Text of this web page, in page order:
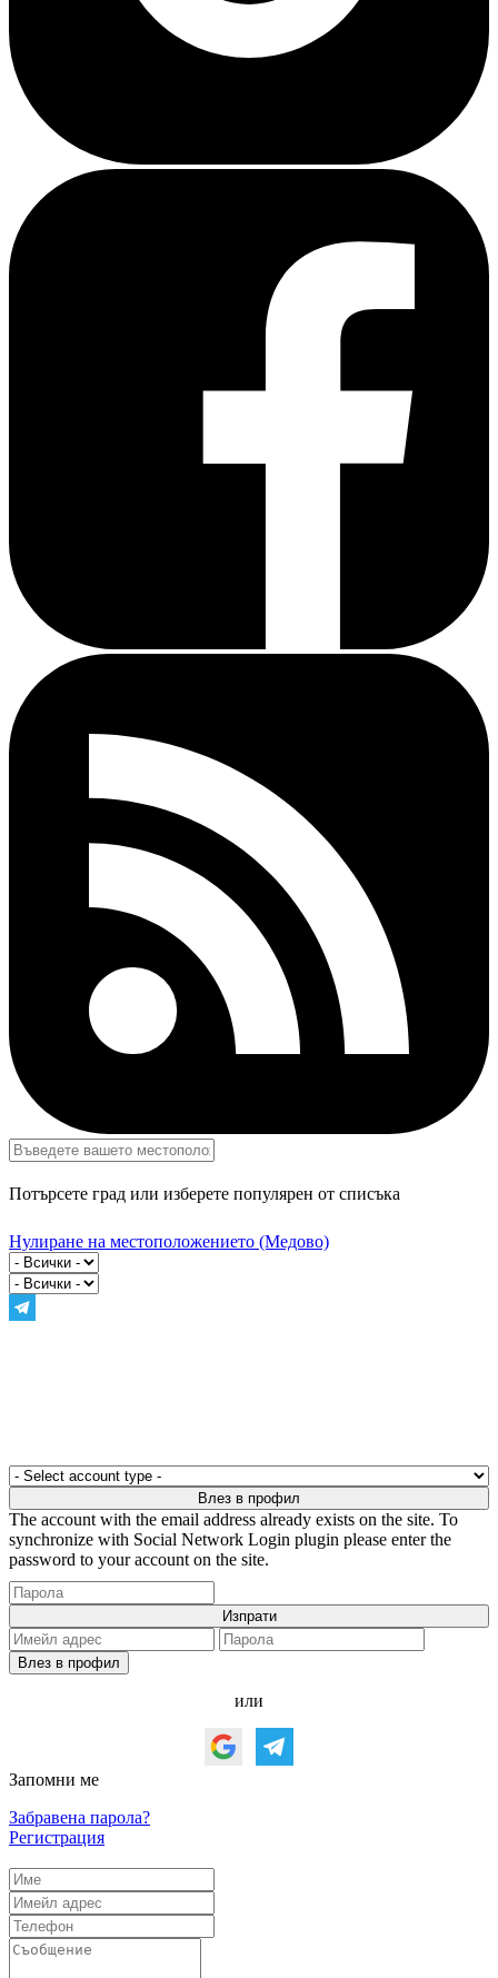
Потърсете град или изберете популярен от списъка
Нулиране на местоположението (Медово)
The account with the email address already exists on the site. To
synchronize with Social Network Login plugin please enter the
password to your account on the site.
или
Запомни ме
Забравена парола?
Регистрация